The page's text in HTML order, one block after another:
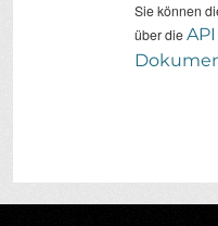
Sie können
über dieAPI